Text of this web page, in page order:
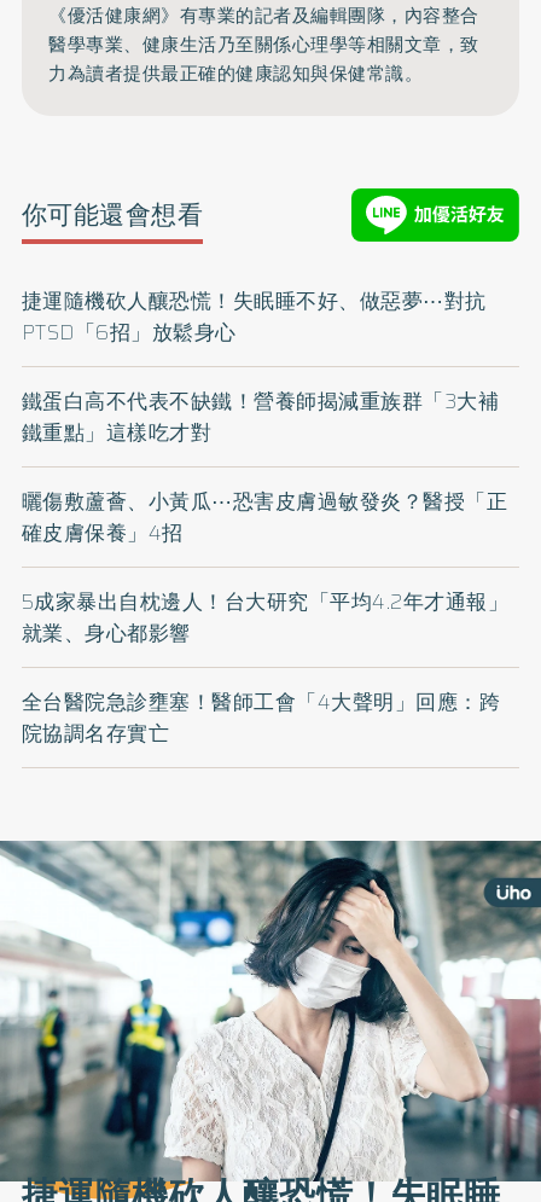
《優活健康網》有專業的記者及編輯團隊，內容整合
醫學專業、健康生活乃至關係心理學等相關文章，致
力為讀者提供最正確的健康認知與保健常識。
你可能還會想看
捷運隨機砍人釀恐慌！失眠睡不好、做惡夢⋯對抗
PTSD「6招」放鬆身心
鐵蛋白高不代表不缺鐵！營養師揭減重族群「3大補
鐵重點」這樣吃才對
曬傷敷蘆薈、小黃瓜⋯恐害皮膚過敏發炎？醫授「正
確皮膚保養」4招
5成家暴出自枕邊人！台大研究「平均4.2年才通報」
就業、身心都影響
全台醫院急診壅塞！醫師工會「4大聲明」回應：跨
院協調名存實亡